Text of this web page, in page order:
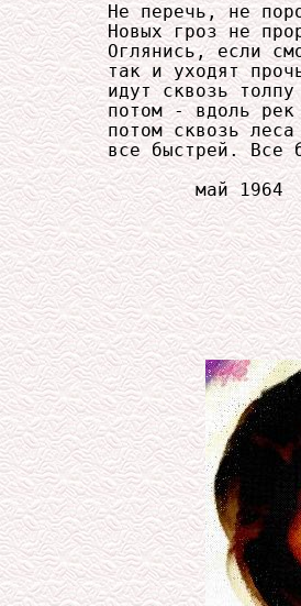
Не перечь, не
Новых гроз не
Оглянись, если
так и уходят
идут сквозь толпу
потом - вдоль рек
потом сквозь леса
все быстрей. Все
             май 1964